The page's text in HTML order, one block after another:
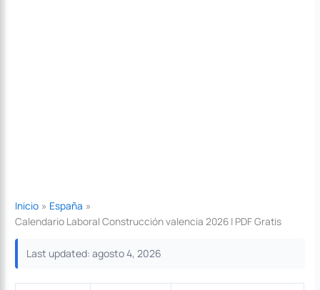
Inicio
España
Calendario Laboral Construcción valencia 2026 | PDF Gratis
Last updated: agosto 4, 2026